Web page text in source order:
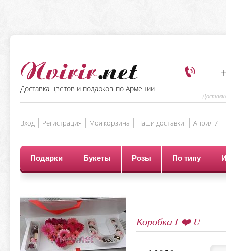
Доставка цветов и подарков по Армении
Вход Регистрация Моя корзина Наши доставки! Aприл 7
Подарки Букеты Розы По типу
Коробка I ❤️ U